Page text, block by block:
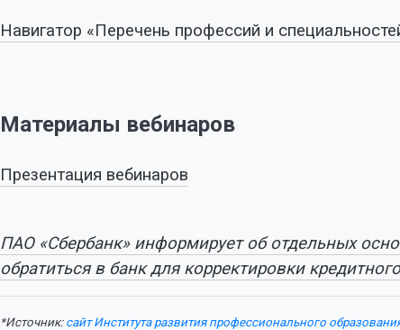
Навигатор «Перечень профессий и
Материалы вебинаров
Презентация вебинаров
ПАО «Сбербанк» информирует об отдельных
обратиться в банк для корректировки
*Источник: сайт Института развития профессионального